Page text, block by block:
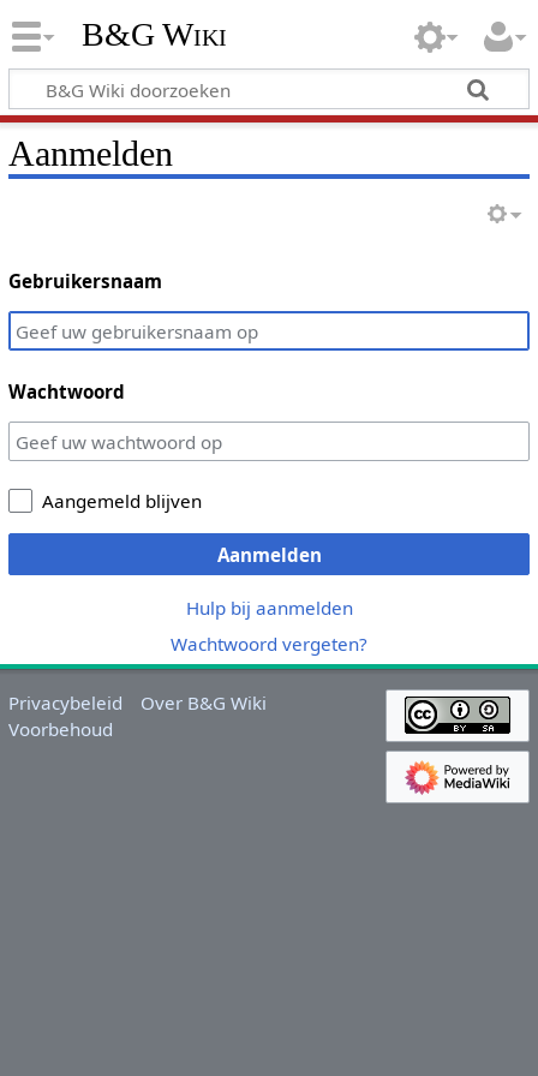
B&G Wiki
Aanmelden
Gebruikersnaam
Wachtwoord
Aangemeld blijven
Aanmelden
Hulp bij aanmelden
Wachtwoord vergeten?
Privacybeleid
Over B&G Wiki
Voorbehoud